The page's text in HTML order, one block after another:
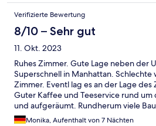
Verifizierte Bewertung
8/10 – Sehr gut
11. Okt. 2023
Ruhes Zimmer. Gute Lage neben der
Superschnell in Manhattan.
Zimmer. Eventl lag es an der Lage des
Guter Kaffee und Teeservice rund um
und aufgeräumt. Rundherum viele
wieder dort buchen.
Monika, Aufenthalt von 7 Nächten